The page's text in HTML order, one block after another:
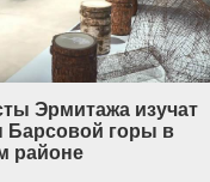
Эрмитажа изучат
Барсовой горы в
районе